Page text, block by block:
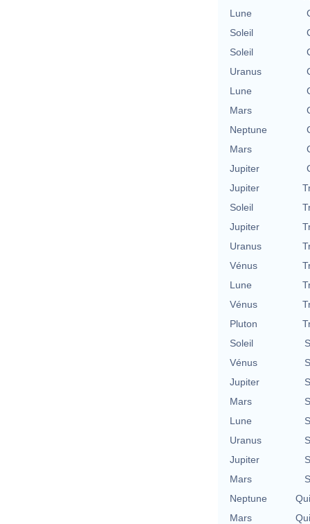
Lune
Soleil
Soleil
Uranus
Lune
Mars
Neptune
Mars
Jupiter
Jupiter
Soleil
Jupiter
Uranus
Vénus
Lune
Vénus
Pluton
Soleil
Vénus
Jupiter
Mars
Lune
Uranus
Jupiter
Mars
Neptune
Mars